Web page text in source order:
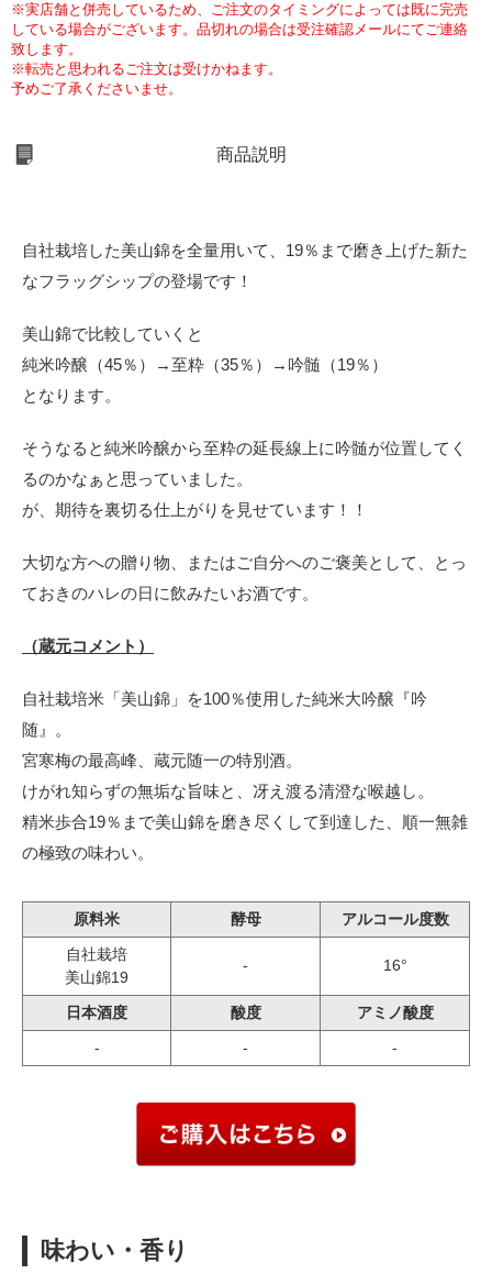
※実店舗と併売しているため、ご注文のタイミングによっては既に完売
している場合がございます。品切れの場合は受注確認メールにてご連絡
致します。
※転売と思われるご注文は受けかねます。
予めご了承くださいませ。
商品説明
自社栽培した美山錦を全量用いて、19％まで磨き上げた新た
なフラッグシップの登場です！
美山錦で比較していくと
純米吟醸（45％）→至粋（35％）→吟髄（19％）
となります。
そうなると純米吟醸から至粋の延長線上に吟髄が位置してく
るのかなぁと思っていました。
が、期待を裏切る仕上がりを見せています！！
大切な方への贈り物、またはご自分へのご褒美として、とっ
ておきのハレの日に飲みたいお酒です。
（蔵元コメント）
自社栽培米「美山錦」を100％使用した純米大吟醸『吟
随』。
宮寒梅の最高峰、蔵元随一の特別酒。
けがれ知らずの無垢な旨味と、冴え渡る清澄な喉越し。
精米歩合19％まで美山錦を磨き尽くして到達した、順一無雑
の極致の味わい。
原料米 酵母
アルコール度数
自社栽培
美山錦19
- 16°
日本酒度 酸度
アミノ酸度
-
- -
味わい・香り